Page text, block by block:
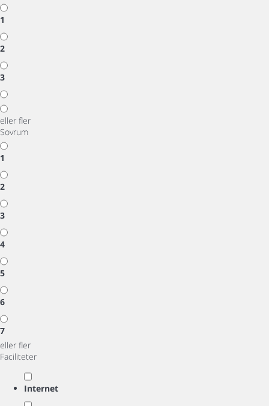
1
2
3
eller fler
Sovrum
1
2
3
4
5
6
7
eller fler
Faciliteter
Internet